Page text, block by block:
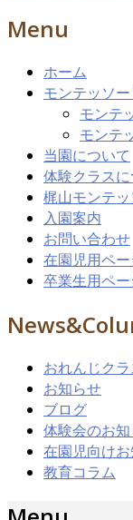
Menu
ホーム
モンテッソ
モンテ
モンテ
当園について
体験クラス
梶山モンテ
入園案内
お問い合わせ
在園児用ペー
卒業生用ペー
おれんじク
お知らせ
ブログ
体験会のお
在園児向け
教育コラム